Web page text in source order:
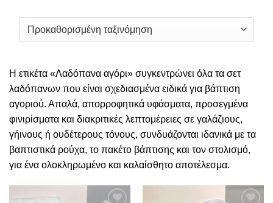
Η ετικέτα «Λαδόπανα αγόρι» συγκεντρώνει όλα τα σετ
λαδόπανων που είναι σχεδιασμένα ειδικά για βάπτιση
αγοριού. Απαλά, απορροφητικά υφάσματα, προσεγμένα
φινιρίσματα και διακριτικές λεπτομέρειες σε γαλάζιους,
γήινους ή ουδέτερους τόνους, συνδυάζονται ιδανικά με τα
βαπτιστικά ρούχα, το πακέτο βάπτισης και τον στολισμό,
για ένα ολοκληρωμένο και καλαίσθητο αποτέλεσμα.